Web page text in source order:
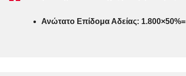
Ανώτατο Επίδομα Αδείας: 1.800×50%=